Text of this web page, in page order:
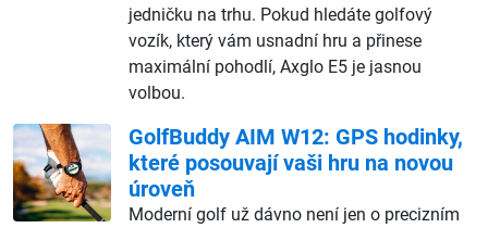
jedničku na trhu. Pokud hledáte golfový
vozík, který vám usnadní hru a přinese
maximální pohodlí, Axglo E5 je jasnou
volbou.
GolfBuddy AIM W12: GPS hodinky,
které posouvají vaši hru na novou
úroveň
Moderní golf už dávno není jen o precizním